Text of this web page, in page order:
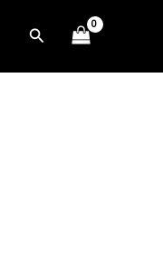
Cerca